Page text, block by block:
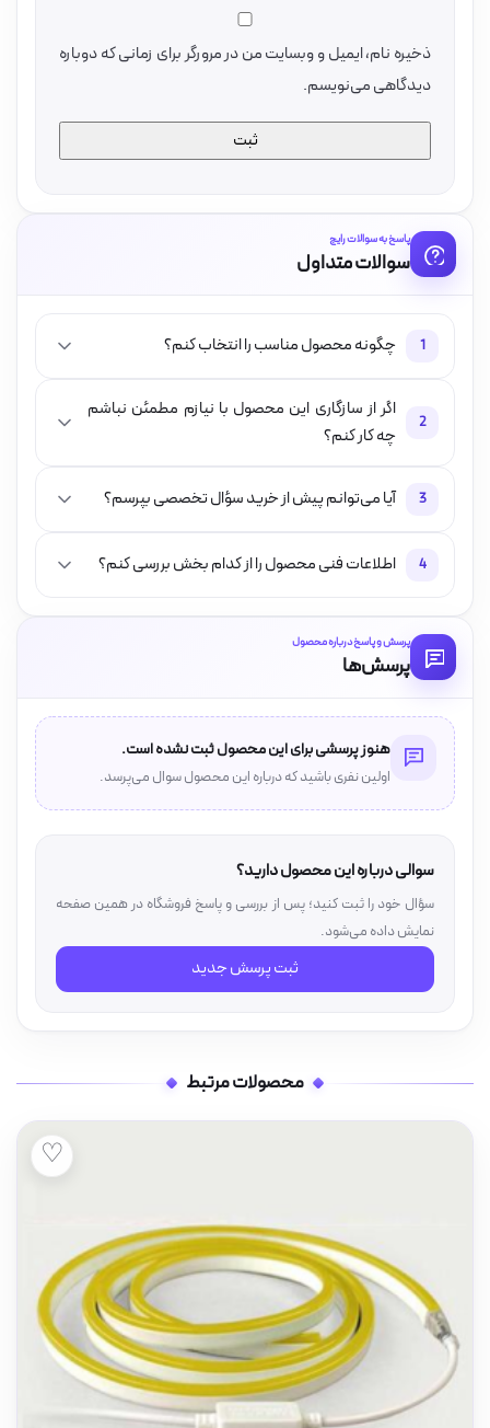
ذخیره نام، ایمیل و وبسایت من در مرورگر برای زمانی که دوباره
دیدگاهی می‌نویسم.
پاسخ به سوالات رایج
سوالات متداول
1 چگونه محصول مناسب را انتخاب کنم؟
2
اگر از سازگاری این محصول با نیازم مطمئن نباشم
چه کار کنم؟
3 آیا می‌توانم پیش از خرید سؤال تخصصی بپرسم؟
4 اطلاعات فنی محصول را از کدام بخش بررسی کنم؟
پرسش و پاسخ درباره محصول
پرسش‌ها
هنوز پرسشی برای این محصول ثبت نشده است.
اولین نفری باشید که درباره این محصول سوال می‌پرسد.
سوالی درباره این محصول دارید؟
سؤال خود را ثبت کنید؛ پس از بررسی و پاسخ فروشگاه در همین صفحه
نمایش داده می‌شود.
ثبت پرسش جدید
محصولات مرتبط
♡